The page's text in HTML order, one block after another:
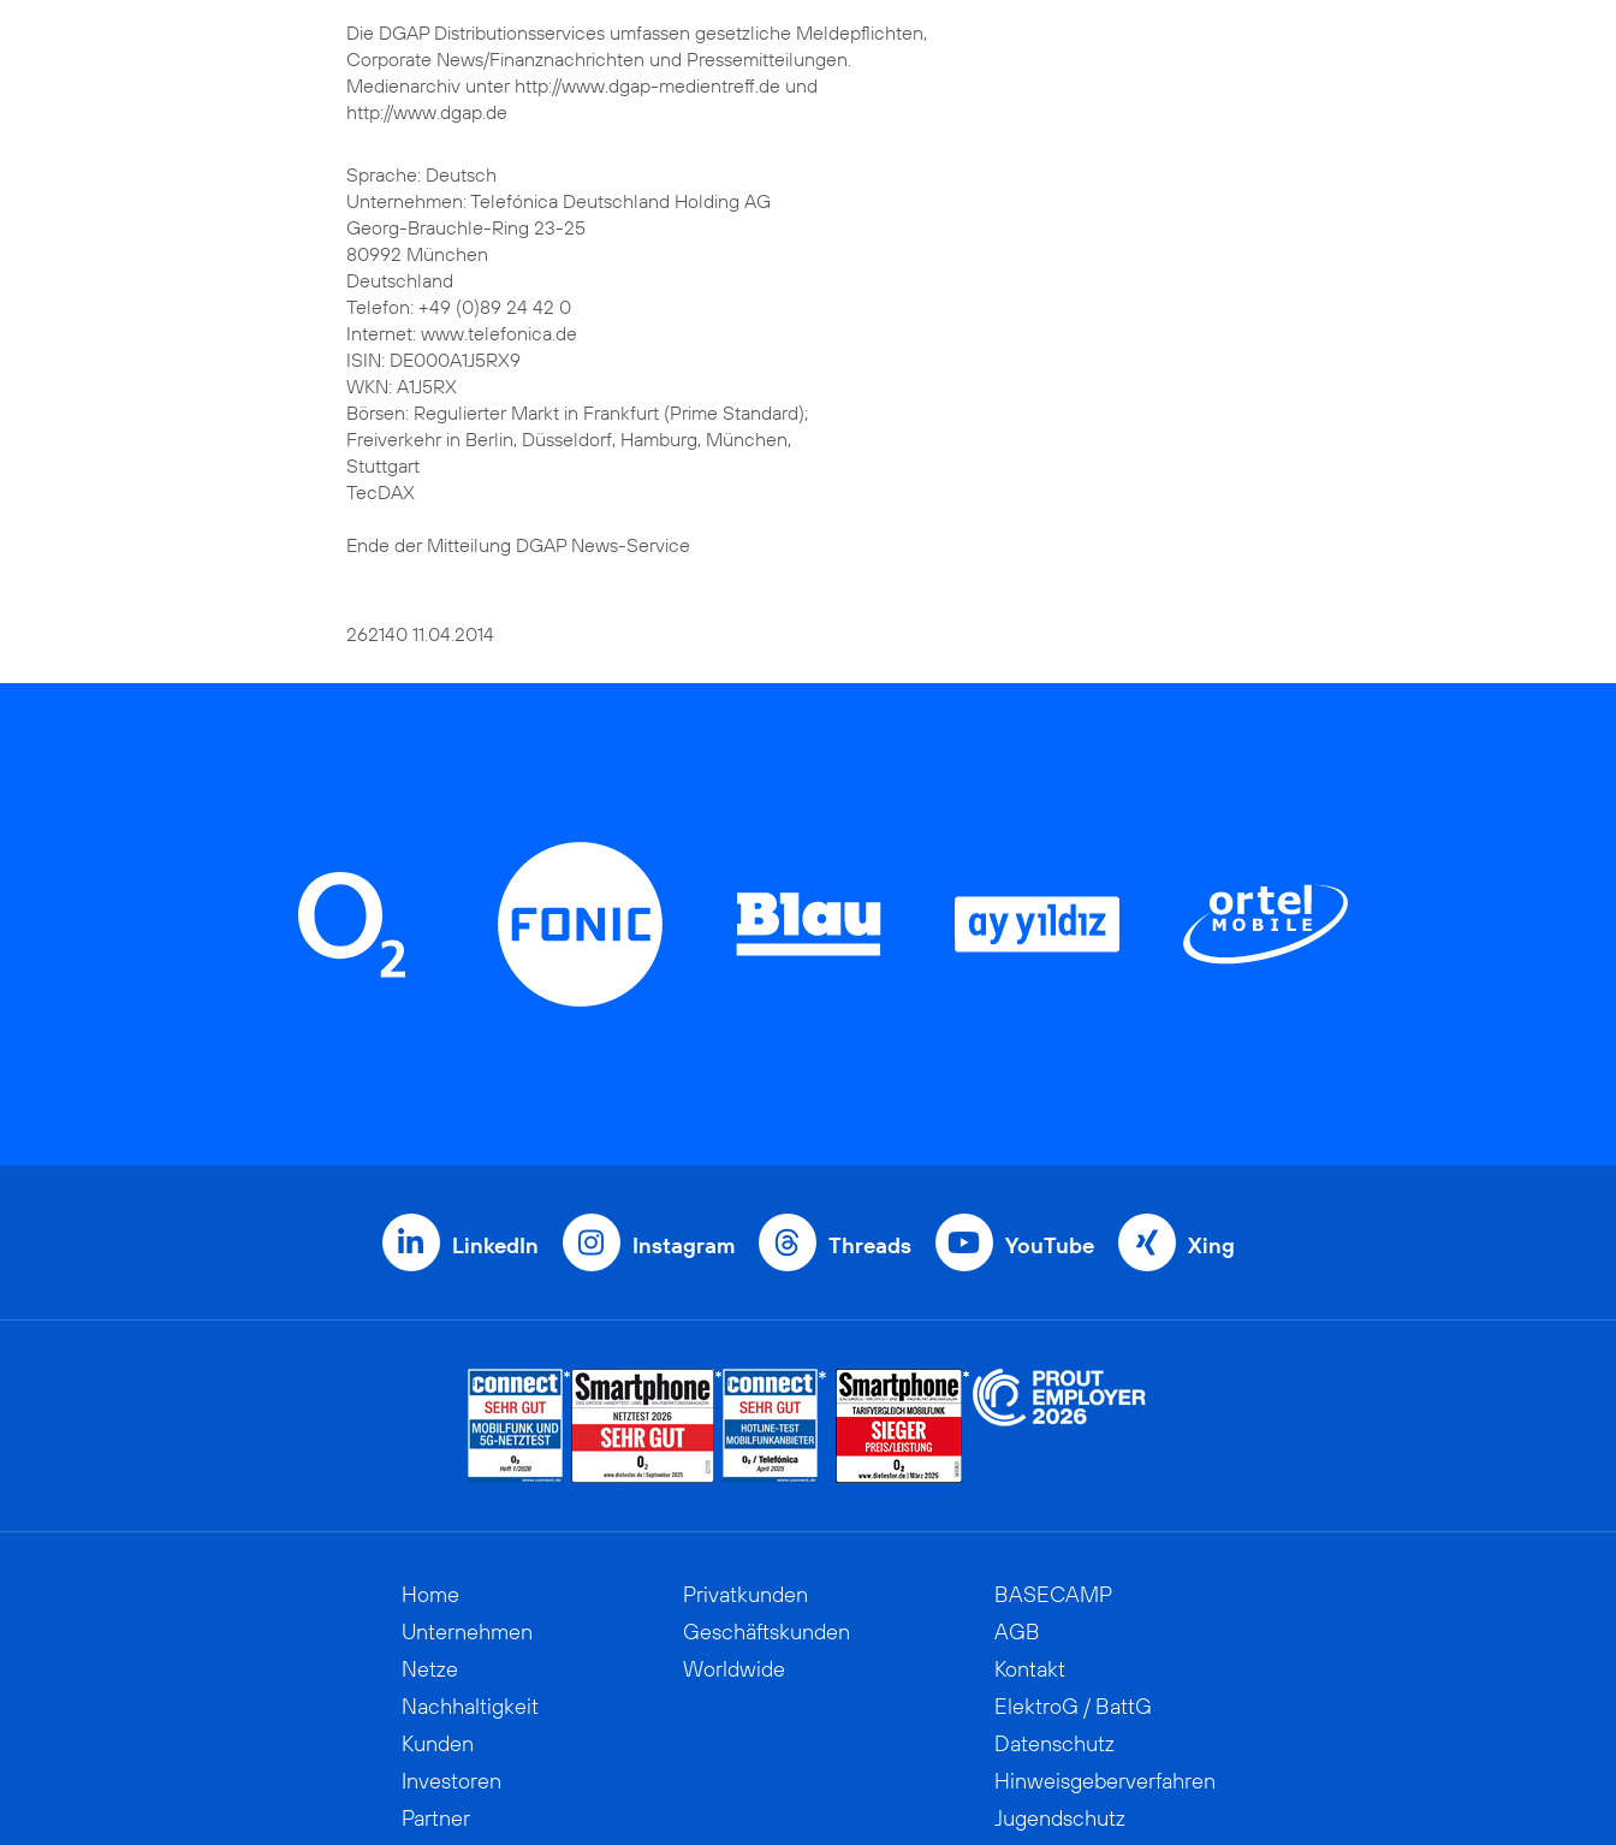
Die DGAP Distributionsservices umfassen gesetzliche Meldepflichten,
Corporate News/Finanznachrichten und Pressemitteilungen.
Medienarchiv unter http://www.dgap-medientreff.de und
http://www.dgap.de
Sprache: Deutsch
Unternehmen: Telefónica Deutschland Holding AG
Georg-Brauchle-Ring 23-25
80992 München
Deutschland
Telefon: +49 (0)89 24 42 0
Internet: www.telefonica.de
ISIN: DE000A1J5RX9
WKN: A1J5RX
Börsen: Regulierter Markt in Frankfurt (Prime Standard);
Freiverkehr in Berlin, Düsseldorf, Hamburg, München,
Stuttgart
TecDAX
Ende der Mitteilung DGAP News-Service
262140 11.04.2014
LinkedIn Instagram Threads YouTube Xing
Home
Unternehmen
Netze
Nachhaltigkeit
Kunden
Investoren
Partner
Privatkunden
Geschäftskunden
Worldwide
BASECAMP
AGB
Kontakt
ElektroG / BattG
Datenschutz
Hinweisgeberverfahren
Jugendschutz